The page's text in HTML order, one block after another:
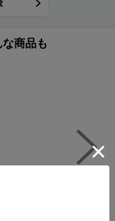
商品も